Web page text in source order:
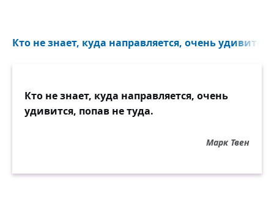
Кто не знает, куда направляется, очень
Кто не знает, куда направляется, очень
удивится, попав не туда.
Марк Твен